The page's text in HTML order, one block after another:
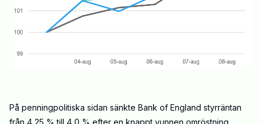
På penningpolitiska sidan sänkte Bank of England styrräntan